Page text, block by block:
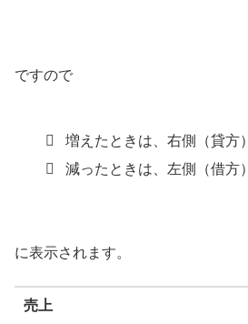
ですので
増えたときは、右側（貸方）
減ったときは、左側（借方）
に表示されます。
売上